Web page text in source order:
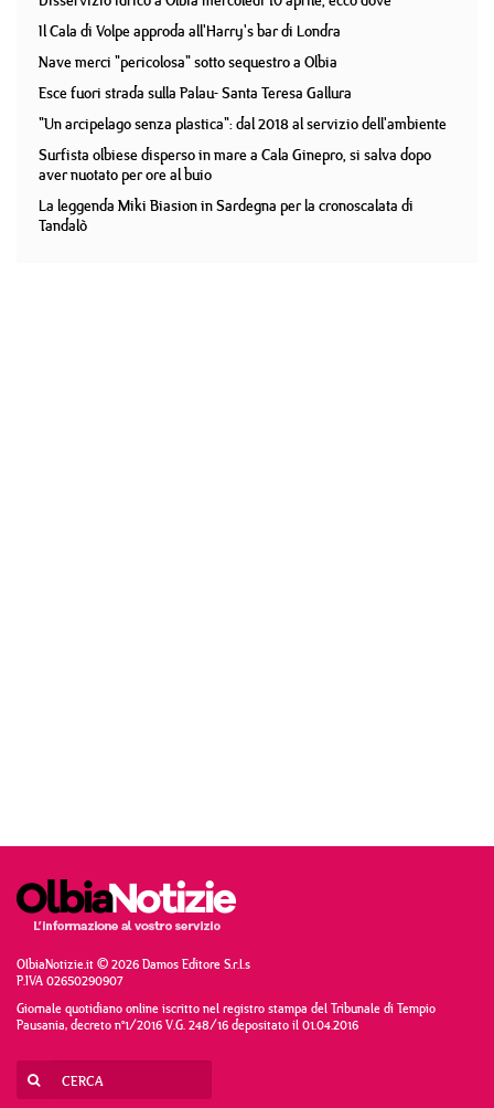
Il Cala di Volpe approda all'Harry's bar di Londra
Nave merci "pericolosa" sotto sequestro a Olbia
Esce fuori strada sulla Palau- Santa Teresa Gallura
"Un arcipelago senza plastica": dal 2018 al servizio dell'ambiente
Surfista olbiese disperso in mare a Cala Ginepro, si salva dopo
aver nuotato per ore al buio
La leggenda Miki Biasion in Sardegna per la cronoscalata di
Tandalò
OlbiaNotizie.it © 2026 Damos Editore S.r.l.s
P.IVA 02650290907
Giornale quotidiano online iscritto nel registro stampa del Tribunale di Tempio
Pausania, decreto n°1/2016 V.G. 248/16 depositato il 01.04.2016